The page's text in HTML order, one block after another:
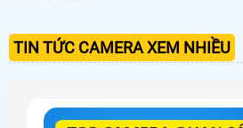
TIN TỨC CAMERA XEM NHIỀU